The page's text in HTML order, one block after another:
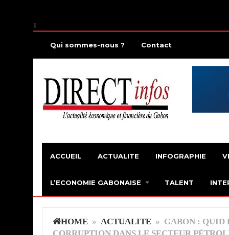
1
Qui sommes-nous ? Contact
ACCUEIL ACTUALITE INFOGRAPHIE
L’ECONOMIE GABONAISE TALENT
HOME » ACTUALITE » GABON : QUID